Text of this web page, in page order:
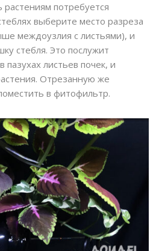
потребуется
выберите место разреза
междоузлия с листьями), и
стебля. Это послужит
листьев почек, и
Отрезанную же
в фитофильтр.